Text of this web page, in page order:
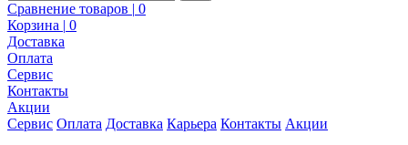
Сравнение товаров | 0
Корзина | 0
Доставка
Оплата
Сервис
Контакты
Акции
Сервис Оплата Доставка Карьера Контакты Акции